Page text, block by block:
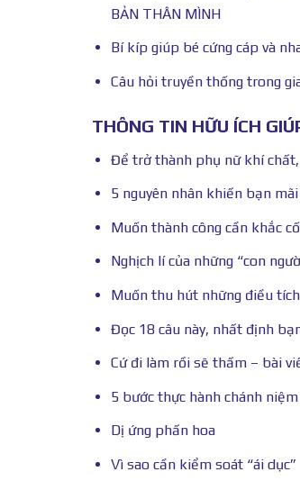
BẢN THÂN MÌNH
Bí kíp giúp bé cứng cáp và
Câu hỏi truyền thống trong
THÔNG TIN HỮU ÍCH
Để trở thành phụ nữ khí
5 nguyên nhân khiến bạn
Muốn thành công cần khắc
Nghịch lí của những “con
Muốn thu hút những điều
Đọc 18 câu này, nhất định
Cứ đi làm rồi sẽ thấm – bài
5 bước thực hành chánh
Dị ứng phấn hoa
Vì sao cần kiểm soát “ái dục”